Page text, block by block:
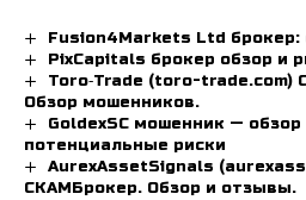
Fusion4Markets Ltd брокер:
PixCapitals брокер обзор и
Toro‑Trade (toro-
Обзор мошенников.
GoldexSC мошенник — обзор
потенциальные риски
AurexAssetSignals
СКАМБрокер. Обзор и отзывы.